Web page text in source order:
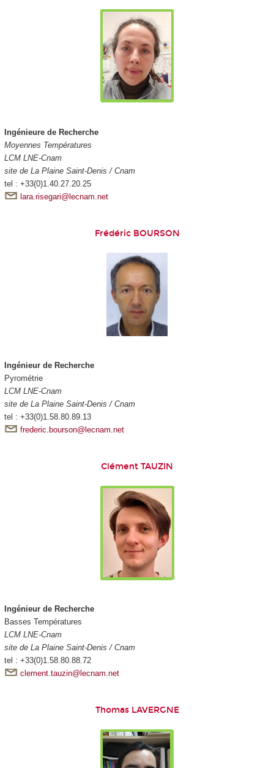
Ingénieure de Recherche
Moyennes Températures
LCM LNE-Cnam
site de La Plaine Saint-Denis / Cnam
tel : +33(0)1.40.27.20.25
lara.risegari@lecnam.net
Frédéric BOURSON
Ingénieur de Recherche
Pyrométrie
LCM LNE-Cnam
site de La Plaine Saint-Denis / Cnam
tel : +33(0)1.58.80.89.13
frederic.bourson@lecnam.net
Clément TAUZIN
Ingénieur de Recherche
Basses Températures
LCM LNE-Cnam
site de La Plaine Saint-Denis / Cnam
tel : +33(0)1.58.80.88.72
clement.tauzin@lecnam.net
Thomas LAVERGNE